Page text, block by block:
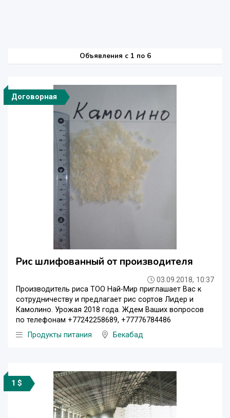
Объявления c 1 по 6
Договорная
Рис шлифованный от производителя
03.09.2018, 10:37
Производитель риса ТОО Най-Мир приглашает Вас к
сотрудничеству и предлагает рис сортов Лидер и
Камолино. Урожая 2018 года. Ждем Ваших вопросов
по телефонам +77242258689, +77776784486
Продукты питания
Бекабад
1 $